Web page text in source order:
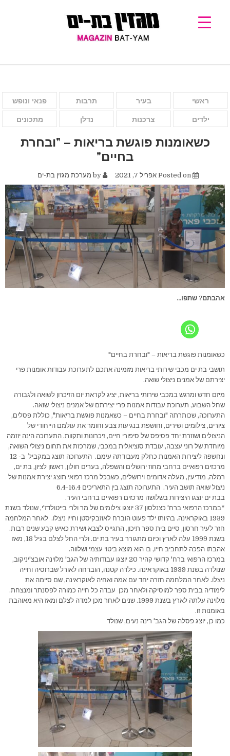
ראשי בעיר תרבות פנאי ונופש
ילדים צרכנות נדלן מתכונים
כשאומנות פוגשת בריאות – "ובחרת
בחיים"
אפריל 7, 2021 מערכת מגזין בת-ים
אהבתם? שתפו...
כשאומנות פוגשת בריאות – "ובחרת בחיים"
תושבי בת ים מכבי שירותי בריאות מזמינה אתכם לתערוכת עבודות אומנות פרי
יצירתם של אמנים ניצולי שואה.
מיזם חדש ומרגש במכבי שירותי בריאות, יציג לקראת יום הזיכרון לשואה ולגבורה
שחל השבוע, תערוכת עבודות אמנות פרי יצירתם של אמנים ניצולי שואה.
התערוכה, שכותרתה "ובחרת בחיים – כשאמנות פוגשת בריאות", כוללת פסלים,
ציורים, צילומים ושירים, וחושפת בנגיעות צבע וחומר את עולמם הייחודי של
הניצולים ושוזרת יחד פסיפס של סיפורי חיים, זיכרונות ותקוות. התערוכה הינה יוזמה
מיוחדת של רוני עצבה, עובדת סוציאלית במכבי, שמרכזת את תחום ניצולי השואה,
ונחשפה ליצירות האמנות כחלק מעבודתה עימם. התערוכה תוצג במקביל ב- 12
מרכזים רפואיים ברחבי מחוז ירושלים והשפלה, בערים חולון, ראשון לציון, בת ים,
רמלה, מודיעין, מעלה אדומים וירושלים, כשבכל מרכז רפואי תוצג יצירת אמנות של
ניצול שואה תושב העיר. התערוכה תוצג בין התאריכים 6.4-16.4
בבת ים יוצגו היצירות בשלושה מרכזים רפואיים ברחבי העיר.
*במרכז הרפואי ברח' כצנלסון 37 יוצגו צילומים של מר ולרי בייטולדז'י, שנולד בשנת
1939 באוקראינה. בהיותו ילד פעוט הוברח לאוזבקיסטן וחייו ניצלו. לאחר המלחמה
חזר לעיר חרסון, סיים בית ספר תיכון, התגייס לצבא ושירת כאיש קבע שנים רבות.
בשנת 1999 עלה לארץ וכיום מתגורר בעיר בת ים. ולרי החל לצלם בגיל 18, מאז
אהבתו הפכה לתחביב חייו, בו הוא מוצא ביטוי עצמי ושלווה.
במרכז הרפואי ברח' קדושי קהיר 20 יוצגו עבודותיה של הגב' מלוינה אובצ'יניקוב,
שנולדה בשנת 1939 באוקראינה. כילדה קטנה, הוברחה לאורל שברוסיה וחייה
ניצלו. לאחר המלחמה חזרה יחד עם אמה ואחיה לאוקראינה, שם סיימה את
לימודיה בבית ספר למוסיקה ולאחר מכן עבדה כל חייה כמורה לפסנתר ומנצחת.
מלוינה עלתה לארץ בשנת 1999. שנים לאחר מכן למדה לצלם ומאז היא מאוהבת
באומנות זו.
כמו כן, יוצג פסלה של הגב' רינה נעים, שנולד